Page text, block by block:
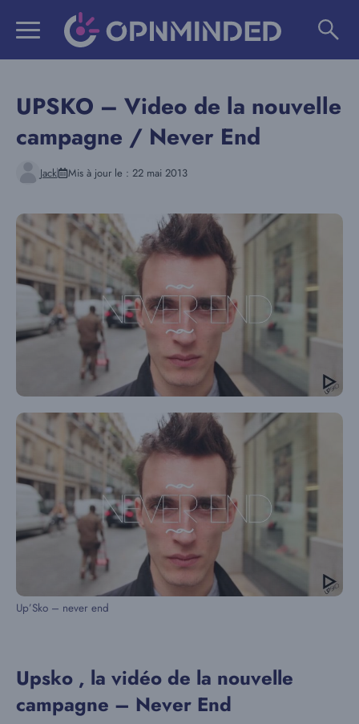
UPSKO – Video de la nouvelle
campagne / Never End
Jack Mis à jour le : 22 mai 2013
Up’Sko – never end
Upsko , la vidéo de la nouvelle
campagne – Never End